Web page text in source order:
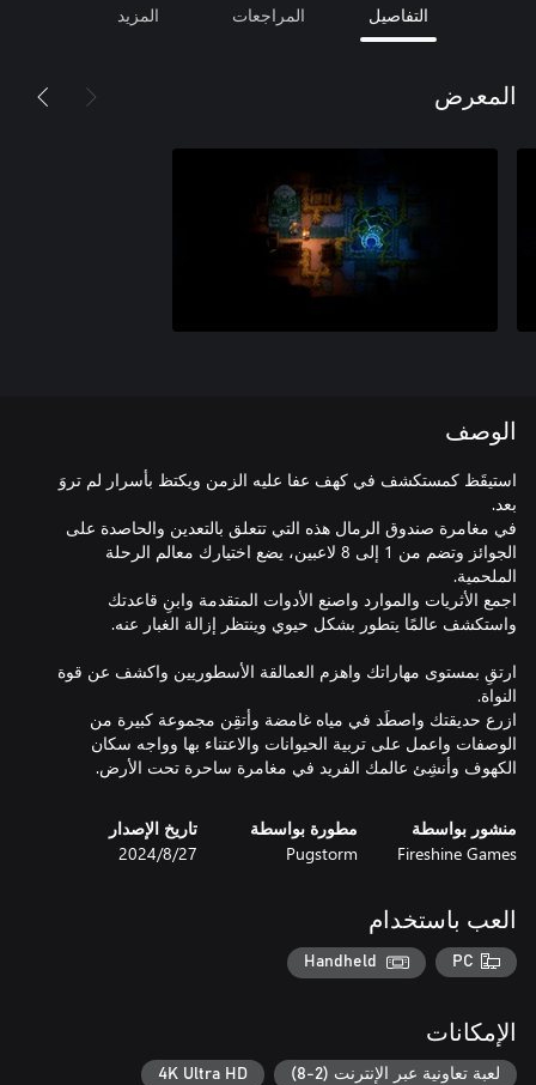
التفاصيل المراجعات المزيد
المعرض
الوصف
استيقَظ كمستكشف في كهف عفا عليه الزمن ويكتظ بأسرار لم تروَ
في مغامرة صندوق الرمال هذه التي تتعلق بالتعدين والحاصدة على
الجوائز وتضم من 1 إلى 8 لاعبين، يضع اختيارك معالم الرحلة
اجمع الأثريات والموارد واصنع الأدوات المتقدمة وابنِ قاعدتك
ارتقِ بمستوى مهاراتك واهزم العمالقة الأسطوريين واكشف عن قوة
ازرع حديقتك واصطَد في مياه غامضة وأتقِن مجموعة كبيرة من
الوصفات واعمل على تربية الحيوانات والاعتناء بها وواجه سكان
الكهوف وأنشِئ عالمك الفريد في مغامرة ساحرة تحت الأرض.
منشور بواسطة
Fireshine Games
مطورة بواسطة
Pugstorm
تاريخ الإصدار
27‏/8‏/2024
العب باستخدام
PC
Handheld
الإمكانات
لعبة تعاونية عبر الإنترنت (2-8) 4K Ultra HD